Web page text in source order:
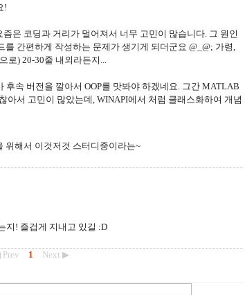
!
은 코딩과 거리가 멀어져서 너무 고민이 많습니다. 그 원인
간편하게 작성하는 문제가 생기게 되더군요 @_@; 가령,
로) 20-30줄 내외라든지...
후속 버전을 깔아서 OOP를 맛봐야 하겠네요. 그간 MATLAB
아서 고민이 많았는데, WINAPI에서 처럼 클래스화하여 개념
위해서 이것저것 스터디중이라는~
지! 즐겁게 지내고 있길 :D
Prev 1 Next ▶